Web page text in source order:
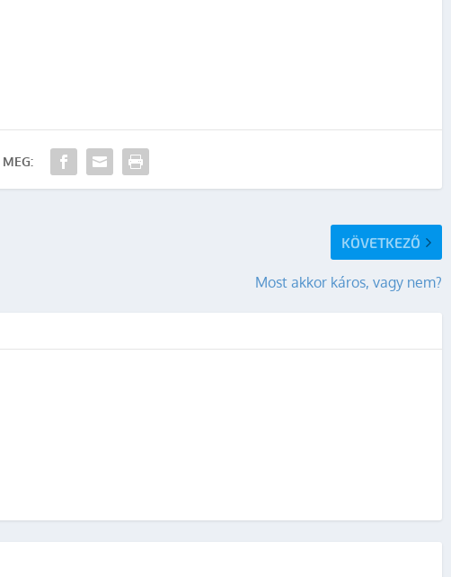
KÖVETKEZŐ
Most akkor káros, vagy nem?